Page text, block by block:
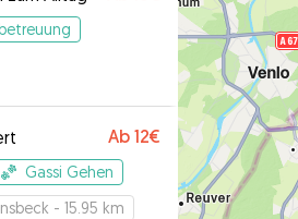
Ab 12€
Gassi Gehen
- 15.95 km